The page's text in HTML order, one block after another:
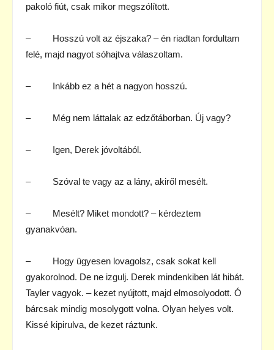
pakoló fiút, csak mikor megszólított.
– Hosszú volt az éjszaka? – én riadtan fordultam
felé, majd nagyot sóhajtva válaszoltam.
– Inkább ez a hét a nagyon hosszú.
– Még nem láttalak az edzőtáborban. Új vagy?
– Igen, Derek jóvoltából.
– Szóval te vagy az a lány, akiről mesélt.
– Mesélt? Miket mondott? – kérdeztem
gyanakvóan.
– Hogy ügyesen lovagolsz, csak sokat kell
gyakorolnod. De ne izgulj. Derek mindenkiben lát hibát.
Tayler vagyok. – kezet nyújtott, majd elmosolyodott. Ó
bárcsak mindig mosolygott volna. Olyan helyes volt.
Kissé kipirulva, de kezet ráztunk.